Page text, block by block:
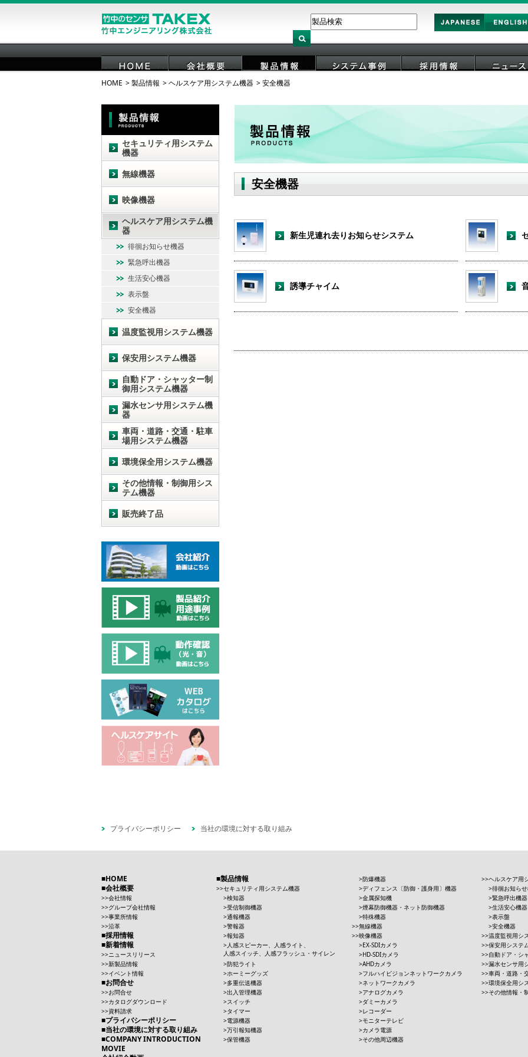
Japan English
HOME 会社概要 製品情報
HOME 製品情報 ヘルスケア用システム機器 安全機器
安全機器
新生児連れ去りお知らせシステム
誘導チャイム
セキュリティ用システム
機器
無線機器
映像機器
ヘルスケア用システム機
器
徘徊お知らせ機器
緊急呼出機器
生活安心機器
表示盤
安全機器
温度監視用システム機器
保安用システム機器
自動ドア・シャッター制
御用システム機器
漏水センサ用システム機
器
車両・道路・交通・駐車
場用システム機器
環境保全用システム機器
その他情報・制御用シス
テム機器
販売終了品
プライバシーポリシー 当社の環境に対する取り組み
HOME
会社概要
会社情報
グループ会社情報
事業所情報
沿革
採用情報
新着情報
ニュースリリース
新製品情報
イベント情報
お問合せ
お問合せ
カタログダウンロード
資料請求
プライバシーポリシー
当社の環境に対する取り組み
COMPANY INTRODUCTION
MOVIE
製品情報
セキュリティ用システム機器
検知器
受信制御機器
通報機器
警報器
報知器
人感スピーカー、人感ライト、
人感スイッチ、人感フラッシュ・サイレン
防犯ライト
ホーミーグッズ
多重伝送機器
出入管理機器
スイッチ
タイマー
電源機器
万引報知機器
保管機器
防爆機器
ディフェンス〔防御・護身用〕機器
金属探知機
煙幕防御機器・ネット防御機器
特殊機器
無線機器
映像機器
EX-SDIカメラ
HD-SDIカメラ
AHDカメラ
フルハイビジョンネットワークカメラ
ネットワークカメラ
アナログカメラ
ダミーカメラ
レコーダー
モニターテレビ
カメラ電源
その他周辺機器
ヘルスケア用
徘徊お知ら
緊急呼出機器
生活安心機器
表示盤
安全機器
温度監視用シ
保安用システ
自動ドア・シ
漏水センサ用
車両・道路・
環境保全用シ
その他情報・